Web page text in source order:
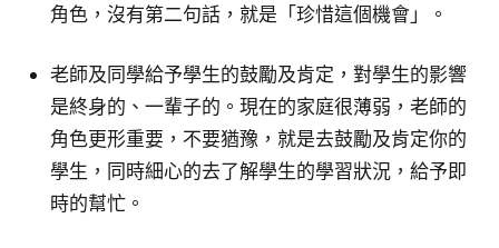
角色，沒有第二句話，就是「珍惜這個機會」。
老師及同學給予學生的鼓勵及肯定，對學生的影響
是終身的、一輩子的。現在的家庭很薄弱，老師的
角色更形重要，不要猶豫，就是去鼓勵及肯定你的
學生，同時細心的去了解學生的學習狀況，給予即
時的幫忙。